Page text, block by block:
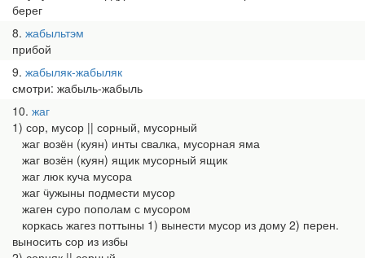
берег
8 жабыльтэм
прибой
9 жабыляк-жабыляк
смотри: жабыль-жабыль
10 жаг
1) сор, мусор || сорный, мусорный
жаг возён (куян) инты свалка, мусорная яма
жаг возён (куян) ящик мусорный ящик
жаг люк куча мусора
жаг ӵужыны подмести мусор
жаген суро пополам с мусором
коркась жагез поттыны 1) вынести мусор из дому 2) перен.
выносить сор из избы